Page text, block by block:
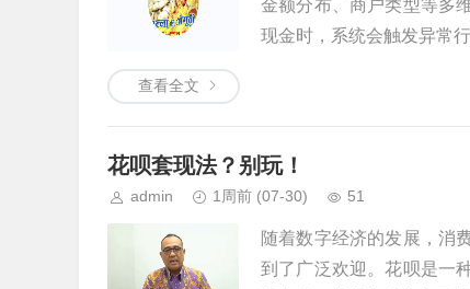
金额分布、商户类型等多
现金时，系统会触发异常
查看全文
花呗套现法？别玩！
admin 1周前 (07-30) 51
随着数字经济的发展，消
到了广泛欢迎。花呗是一